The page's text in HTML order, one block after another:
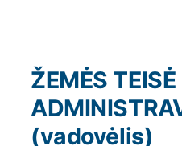
ŽEMĖS TEISĖ
(vadovėlis)